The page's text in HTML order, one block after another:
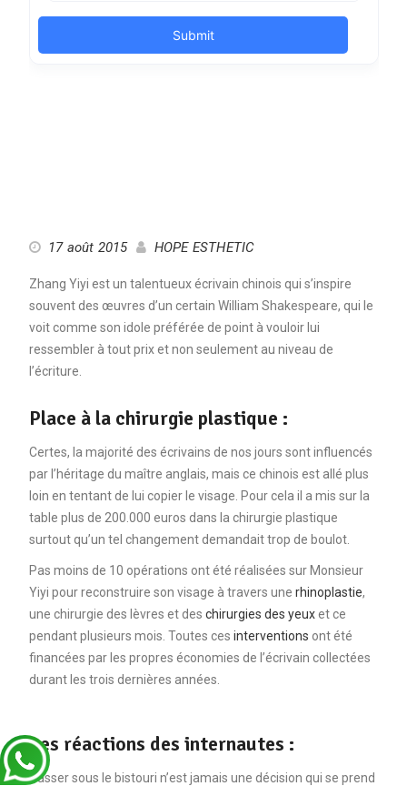
17 août 2015 HOPE ESTHETIC
Zhang Yiyi est un talentueux écrivain chinois qui s’inspire
souvent des œuvres d’un certain William Shakespeare, qui le
voit comme son idole préférée de point à vouloir lui
ressembler à tout prix et non seulement au niveau de
l’écriture.
Place à la chirurgie plastique :
Certes, la majorité des écrivains de nos jours sont influencés
par l’héritage du maître anglais, mais ce chinois est allé plus
loin en tentant de lui copier le visage. Pour cela il a mis sur la
table plus de 200.000 euros dans la chirurgie plastique
surtout qu’un tel changement demandait trop de boulot.
Pas moins de 10 opérations ont été réalisées sur Monsieur
Yiyi pour reconstruire son visage à travers une rhinoplastie,
une chirurgie des lèvres et des chirurgies des yeuxet ce
pendant plusieurs mois. Toutes ces interventions ont été
financées par les propres économies de l’écrivain collectées
durant les trois dernières années.
Les réactions des internautes :
Passer sous le bistouri n’est jamais une décision qui se prend